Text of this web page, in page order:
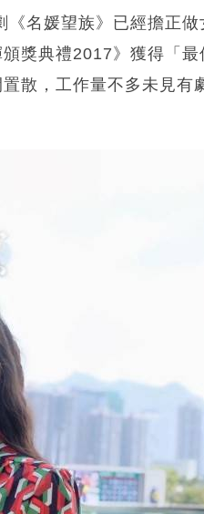
名媛望族》已經擔正
獎典禮2017》獲得「最
散，工作量不多未見有